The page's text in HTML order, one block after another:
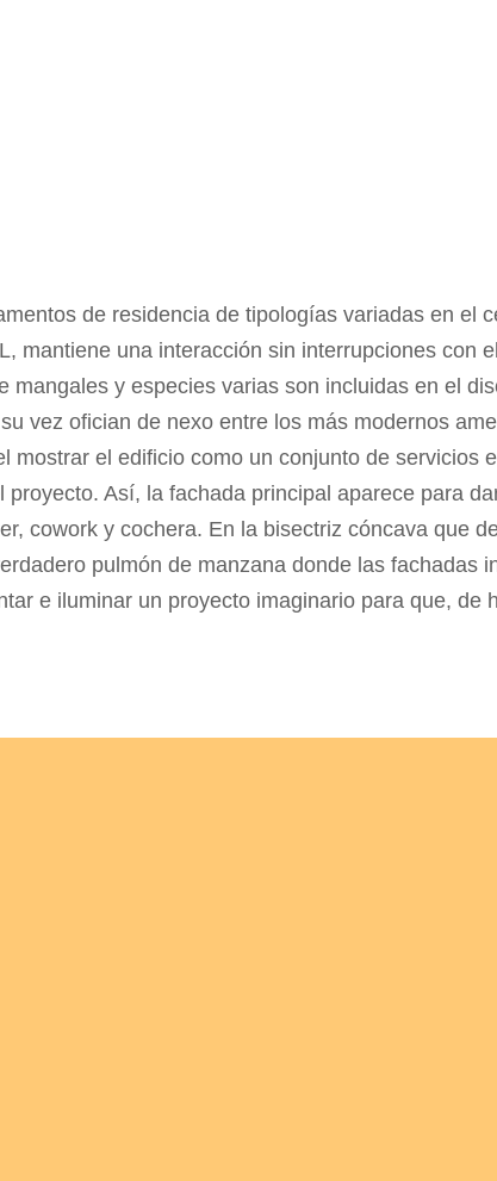
de residencia de tipologías variadas en el
mantiene una interacción sin interrupciones con
y especies varias son incluidas en el
vez ofician de nexo entre los más modernos
mostrar el edificio como un conjunto de
Así, la fachada principal aparece para
cowork y cochera. En la bisectriz cóncava que
pulmón de manzana donde las fachadas
e iluminar un proyecto imaginario para que,